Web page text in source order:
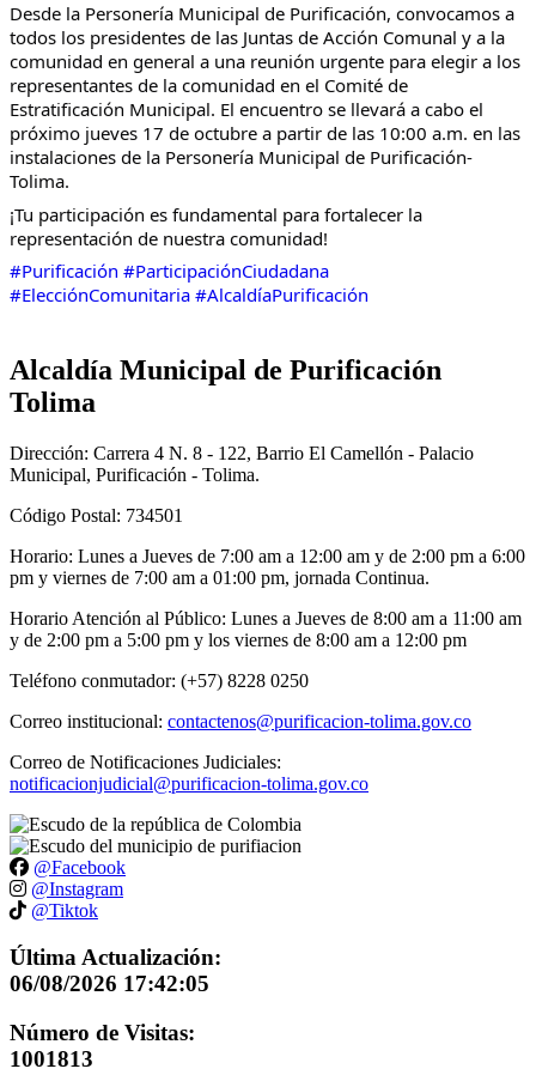
Desde la Personería Municipal de Purificación, convocamos a
todos los presidentes de las Juntas de Acción Comunal y a la
comunidad en general a una reunión urgente para elegir a los
representantes de la comunidad en el Comité de
Estratificación Municipal. El encuentro se llevará a cabo el
próximo jueves 17 de octubre a partir de las 10:00 a.m. en las
instalaciones de la Personería Municipal de Purificación-
Tolima.
¡Tu participación es fundamental para fortalecer la
representación de nuestra comunidad!
#Purificación #ParticipaciónCiudadana
#ElecciónComunitaria #AlcaldíaPurificación
Alcaldía Municipal de Purificación
Tolima
Dirección: Carrera 4 N. 8 - 122, Barrio El Camellón - Palacio
Municipal, Purificación - Tolima.
Código Postal: 734501
Horario: Lunes a Jueves de 7:00 am a 12:00 am y de 2:00 pm a 6:00
pm y viernes de 7:00 am a 01:00 pm, jornada Continua.
Horario Atención al Público: Lunes a Jueves de 8:00 am a 11:00 am
y de 2:00 pm a 5:00 pm y los viernes de 8:00 am a 12:00 pm
Teléfono conmutador: (+57) 8228 0250
Correo institucional: contactenos@purificacion-tolima.gov.co
Correo de Notificaciones Judiciales:
notificacionjudicial@purificacion-tolima.gov.co
@Facebook
@Instagram
@Tiktok
Última Actualización:
06/08/2026 17:42:05
Número de Visitas:
1001813